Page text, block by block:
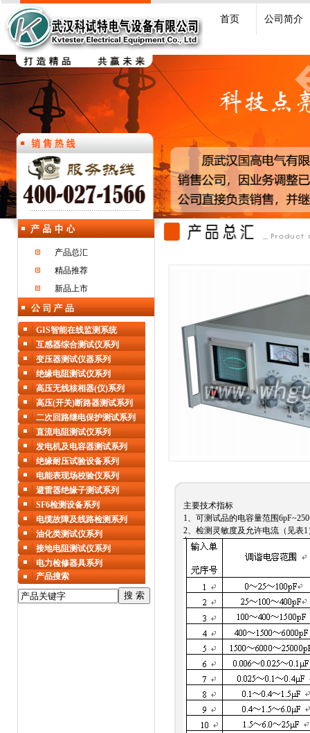
首页 公司简介
产品总汇
精品推荐
新品上市
主要技术指标
1、可测试品的电容量范围
2、检测灵敏度及允许电流（见表1
GIS智能在线监测系统
互感器综合测试仪系列
变压器测试仪器系列
绝缘电阻测试仪系列
高压无线核相器(仪)系列
高压(开关)断路器测试系列
二次回路继电保护测试系列
直流电阻测试仪系列
发电机及电容器测试系列
绝缘耐压试验设备系列
电能表现场校验仪系列
避雷器绝缘子测试系列
SF6检测设备系列
电缆故障及线路检测系列
油化类测试仪系列
接地电阻测试仪系列
电力检修器具系列
产品搜索